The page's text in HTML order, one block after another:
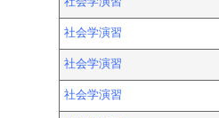
社会学演習
社会学演習
社会学演習